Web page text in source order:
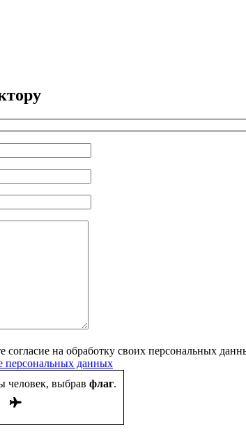
согласие на обработку своих персональных
персональных данных
человек, выбрав флаг.